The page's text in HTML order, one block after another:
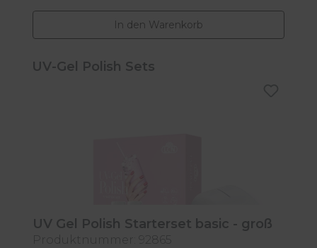
In den Warenkorb
Produktgalerie überspringen
UV-Gel Polish Sets
UV Gel Polish Starterset basic - groß
Produktnummer: 92865